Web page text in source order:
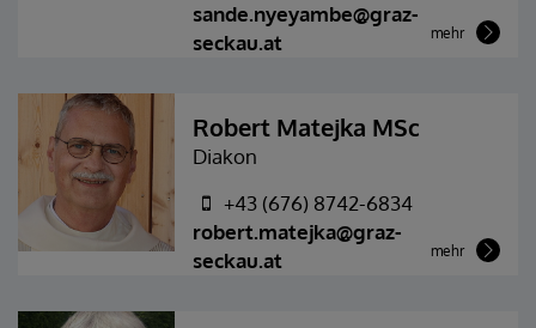
sande.nyeyambe@graz-
seckau.at
mehr
Robert Matejka MSc
Diakon
+43 (676) 8742-6834
robert.matejka@graz-
seckau.at
mehr